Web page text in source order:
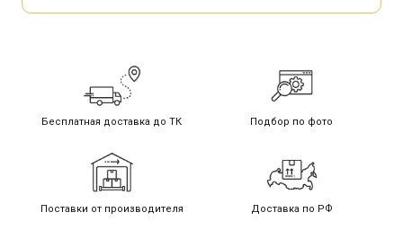
Бесплатная доставка до ТК Подбор по фото
Поставки от производителя Доставка по РФ